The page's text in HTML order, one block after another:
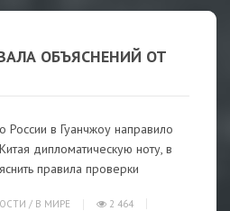
ОБЪЯСНЕНИЙ ОТ
России в Гуанчжоу направило
дипломатическую ноту, в
правила проверки
/ В МИРЕ 2 464